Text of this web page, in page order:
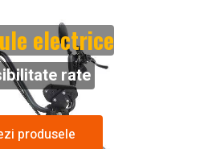
electrice
rate
produsele